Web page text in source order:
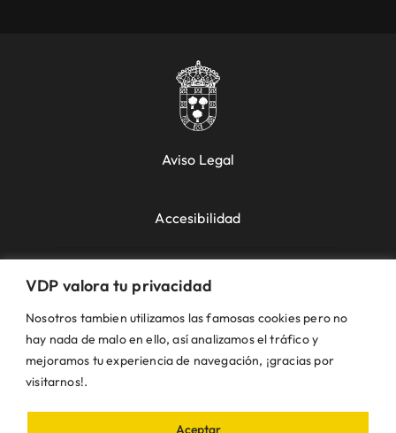
VDP valora tu privacidad
Nosotros tambien utilizamos las famosas cookies pero no
hay nada de malo en ello, así analizamos el tráfico y
mejoramos tu experiencia de navegación, ¡gracias por
visitarnos!.
Aceptar
Aviso Legal
Accesibilidad
Política de Cookies
Política de Privacidad